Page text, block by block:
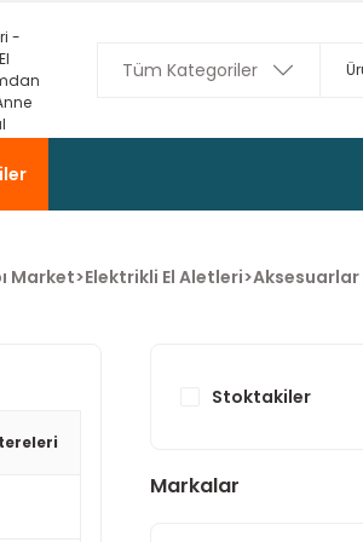
Market>Elektrikli El Aletleri>Aksesuarlar
Stoktakiler
Markalar